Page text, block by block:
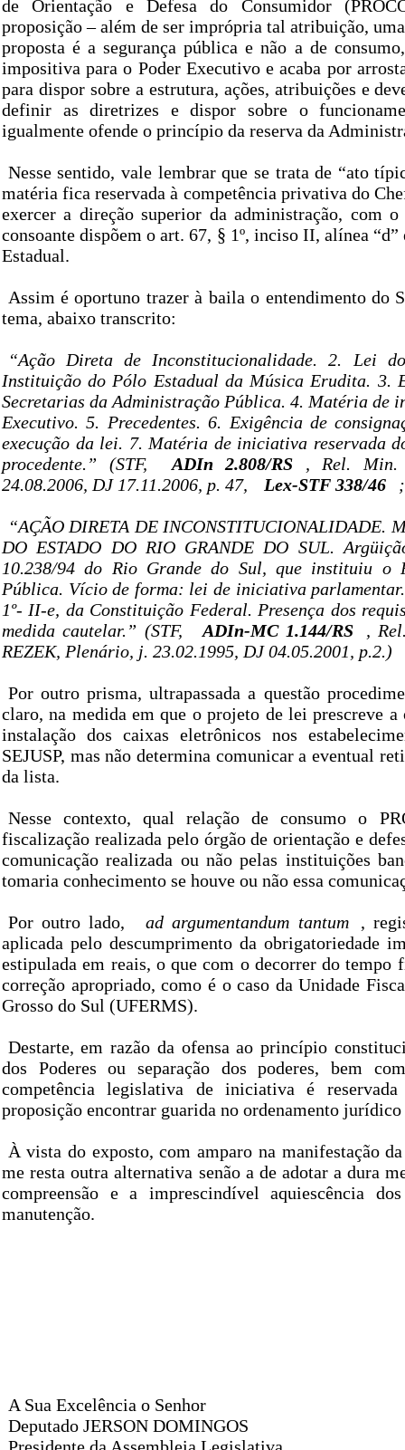
de Orientação e Defesa do Consumidor
proposição – além de ser imprópria tal atribuição,
proposta é a segurança pública e não a de
impositiva para o Poder Executivo e acaba por
para dispor sobre a estrutura, ações, atribuições e
definir as diretrizes e dispor sobre o
igualmente ofende o princípio da reserva da
Nesse sentido, vale lembrar que se trata de “ato
matéria fica reservada à competência privativa do
exercer a direção superior da administração, com
consoante dispõem o art. 67, § 1º, inciso II, alínea
Estadual.
Assim é oportuno trazer à baila o entendimento do
tema, abaixo transcrito:
“Ação Direta de Inconstitucionalidade. 2. Lei
Instituição do Pólo Estadual da Música Erudita. 3.
Secretarias da Administração Pública. 4. Matéria de
Executivo. 5. Precedentes. 6. Exigência de
execução da lei. 7. Matéria de iniciativa reservada
procedente.” (STF,
ADIn 2.808/RS
, Rel. Min.
24.08.2006, DJ 17.11.2006, p. 47,
Lex-STF 338/46
“AÇÃO DIRETA DE INCONSTITUCIONALIDADE.
DO ESTADO DO RIO GRANDE DO SUL.
10.238/94 do Rio Grande do Sul, que instituiu o
Pública. Vício de forma: lei de iniciativa
1º- II-e, da Constituição Federal. Presença dos
medida cautelar.” (STF,
ADIn-MC 1.144/RS
,
REZEK, Plenário, j. 23.02.1995, DJ 04.05.2001, p.2.)
Por outro prisma, ultrapassada a questão
claro, na medida em que o projeto de lei prescreve a
instalação dos caixas eletrônicos nos
SEJUSP, mas não determina comunicar a eventual
da lista.
Nesse contexto, qual relação de consumo o
fiscalização realizada pelo órgão de orientação e
comunicação realizada ou não pelas instituições
tomaria conhecimento se houve ou não essa
Por outro lado, ad argumentandum tantum
,
aplicada pelo descumprimento da obrigatoriedade
estipulada em reais, o que com o decorrer do tempo
correção apropriado, como é o caso da Unidade
Grosso do Sul (UFERMS).
Destarte, em razão da ofensa ao princípio
dos Poderes ou separação dos poderes, bem
competência legislativa de iniciativa é
proposição encontrar guarida no ordenamento jurídico
À vista do exposto, com amparo na manifestação
me resta outra alternativa senão a de adotar a dura
compreensão e a imprescindível aquiescência
manutenção.
A Sua Excelência o Senhor
Deputado JERSON DOMINGOS